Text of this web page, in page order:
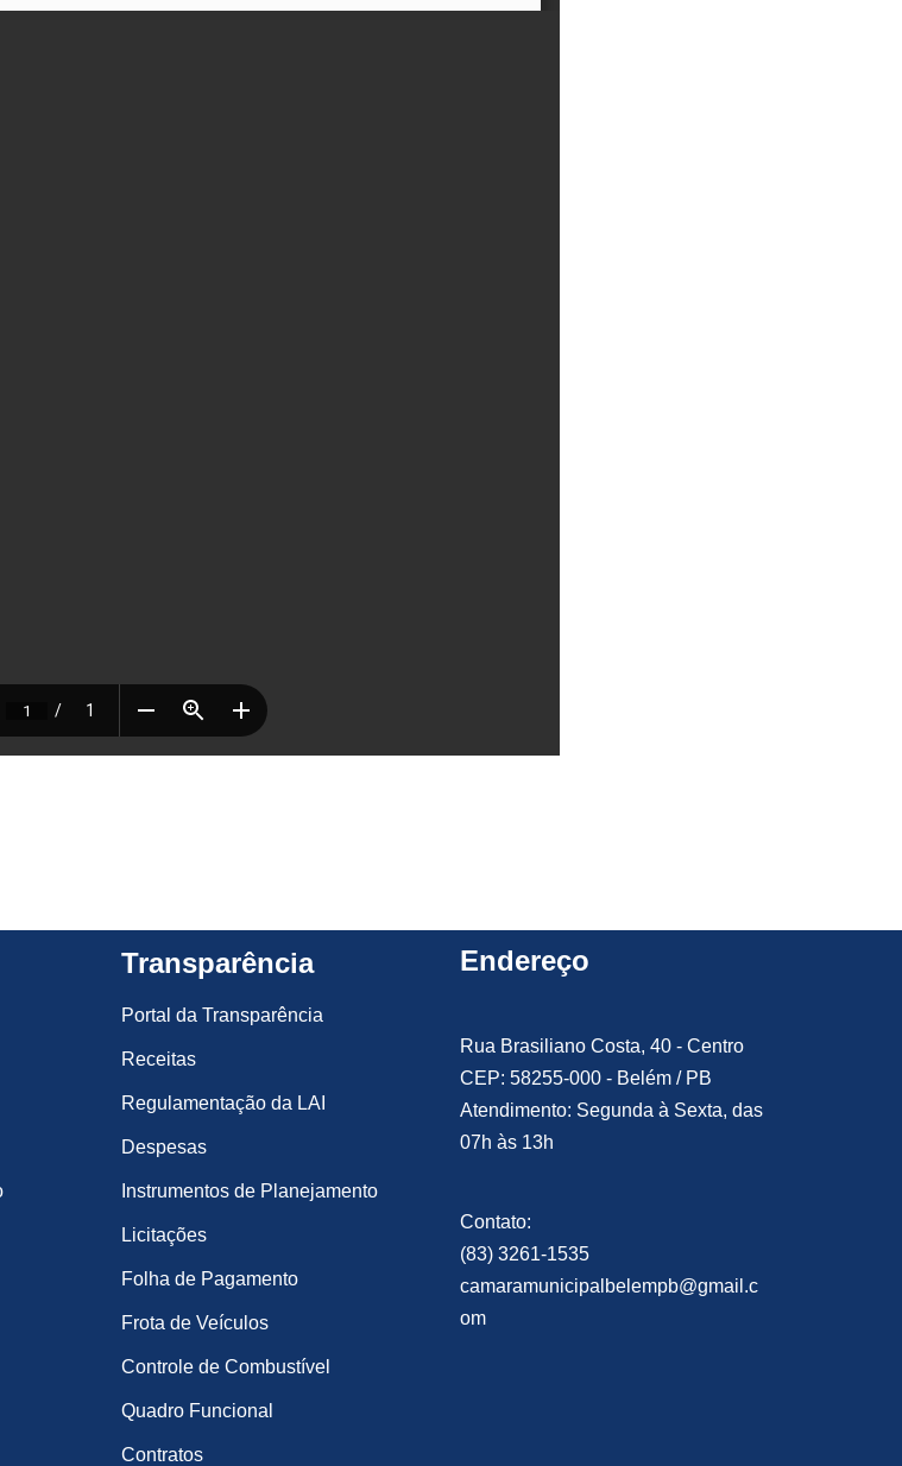
Transparência
Portal da Transparência
Receitas
Regulamentação da LAI
Despesas
Instrumentos de Planejamento
Licitações
Folha de Pagamento
Frota de Veículos
Controle de Combustível
Quadro Funcional
Contratos
Endereço
Rua Brasiliano Costa, 40 - Centro
CEP: 58255-000 - Belém / PB
Atendimento: Segunda à Sexta, das
07h às 13h
Contato:
(83) 3261-1535
camaramunicipalbelempb@gmail.c
om